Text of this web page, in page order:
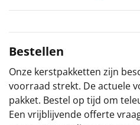
Particulier
Kerstgeschenken 2026
Relatiegeschenken
Bestellen
Onze kerstpakketten zijn
voorraad strekt. De actuele
pakket. Bestel op tijd om
Een vrijblijvende offerte